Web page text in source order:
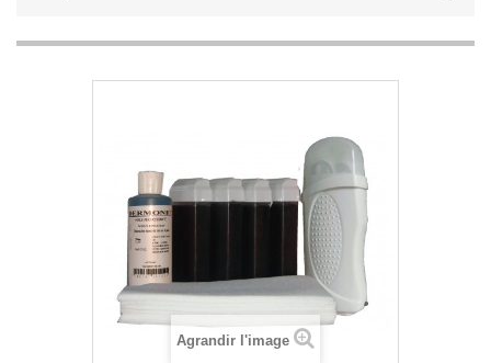
Agrandir l'image